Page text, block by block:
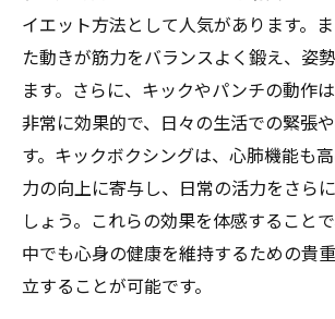
東照宮駅での運動が提供する
体力向上を支えるキックボク
全身の健康を促進する運動の
東照宮駅での新しいフィット
キックボクシングがもたらす
影響
心身のバランスを整える東照宮
クシング体験
イエット方法として人気があります。
た動きが筋力をバランスよく鍛え、姿
ます。さらに、キックやパンチの動作
非常に効果的で、日々の生活での緊張
す。キックボクシングは、心肺機能も
力の向上に寄与し、日常の活力をさら
しょう。これらの効果を体感すること
中でも心身の健康を維持するための貴
立することが可能です。